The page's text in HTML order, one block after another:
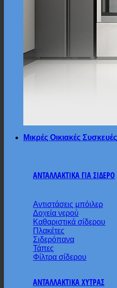
Μικρές Οικιακές Συσκευές
ΑΝΤΑΛΛΑΚΤΙΚΑ ΓΙΑ ΣΙΔΕΡΟ
Αντιστάσεις μπόιλερ
Δοχεία νερού
Καθαριστικά σίδερου
Πλακέτες
Σιδερόπανα
Τάπες
Φίλτρα σίδερου
ΑΝΤΑΛΛΑΚΤΙΚΑ ΧΥΤΡΑΣ